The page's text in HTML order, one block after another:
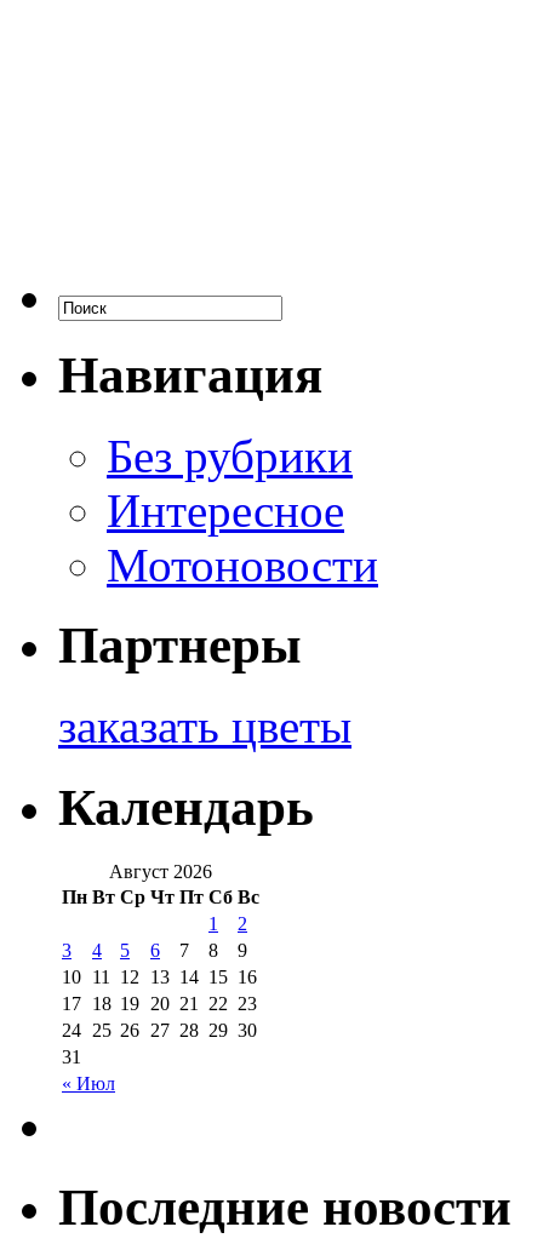
Навигация
Без рубрики
Интересное
Мотоновости
Партнеры
заказать цветы
Календарь
Август 2026
Пн Вт Ср Чт Пт Сб Вс
« Июл
1
2
3
4 5 6 7 8
9
10 11 12 13 14 15 16
17 18 19 20 21 22 23
24 25 26 27 28 29 30
31
Последние новости